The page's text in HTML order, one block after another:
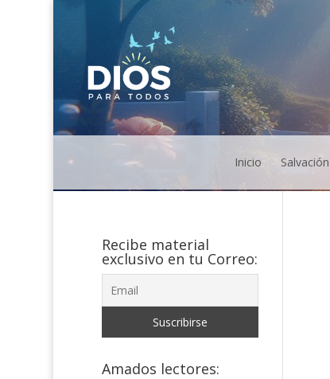
Inicio Salvación
Recibe material
exclusivo en tu Correo:
Amados lectores: